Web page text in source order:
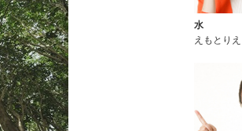
水
えもとりえ